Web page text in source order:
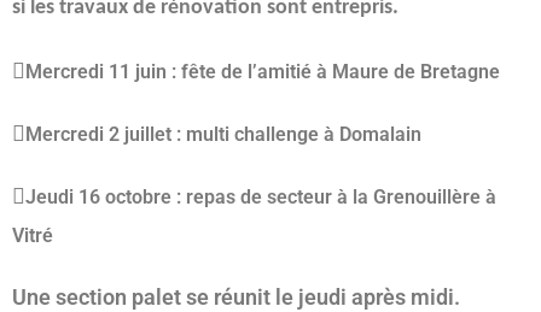
si les travaux de rénovation sont entrepris.
Mercredi 11 juin : fête de l’amitié à Maure de Bretagne
Mercredi 2 juillet : multi challenge à Domalain
Jeudi 16 octobre : repas de secteur à la Grenouillère à
Vitré
Une section palet se réunit le jeudi après midi.